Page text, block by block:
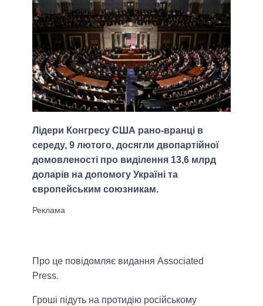
Лідери Конгресу США рано-вранці в
середу, 9 лютого, досягли двопартійної
домовленості про виділення 13,6 млрд
доларів на допомогу Україні та
європейським союзникам.
Про це повідомляє видання Associated
Press.
Гроші підуть на протидію російському